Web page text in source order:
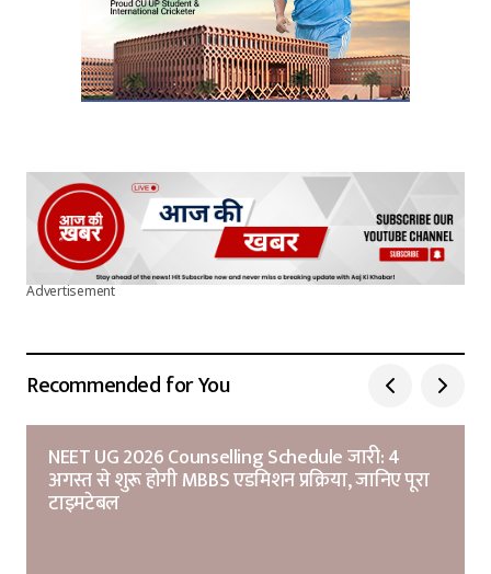
Advertisement
Recommended for You
NEET UG 2026 Counselling Schedule जारी: 4
अगस्त से शुरू होगी MBBS एडमिशन प्रक्रिया, जानिए पूरा
टाइमटेबल